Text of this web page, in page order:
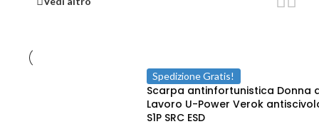
Spedizione Gratis!
Scarpa antinfortunistica Donna
Lavoro U-Power Verok
S1P SRC ESD